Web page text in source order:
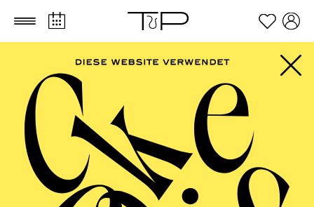
Zum Hauptinhalt springen Zum Footer springen
FILTER
SEPTEMBER 2026
PHILHARMONIE ESSEN